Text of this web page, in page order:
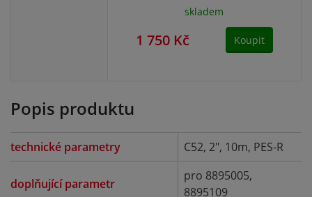
skladem
1 750 Kč Koupit
Popis produktu
technické parametry C52, 2", 10m, PES-R
doplňující parametr
pro 8895005,
8895109